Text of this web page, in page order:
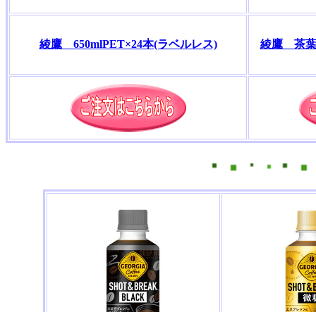
綾鷹 650mlPET×24本(ラベルレス) 綾鷹 茶葉